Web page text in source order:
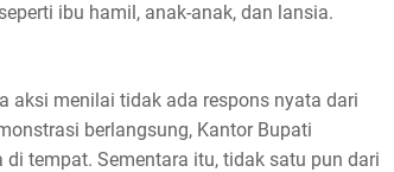
ibu hamil, anak-anak, dan lansia.
aksi menilai tidak ada respons nyata dari
berlangsung, Kantor Bupati
tempat. Sementara itu, tidak satu pun dari